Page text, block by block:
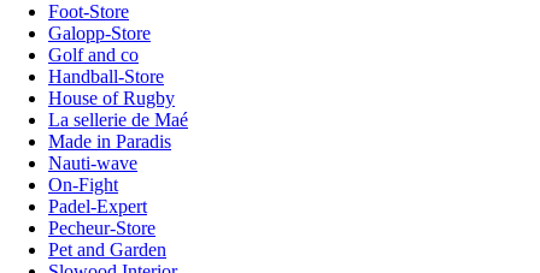
Foot-Store
Galopp-Store
Golf and co
Handball-Store
House of Rugby
La sellerie de Maé
Made in Paradis
Nauti-wave
On-Fight
Padel-Expert
Pecheur-Store
Pet and Garden